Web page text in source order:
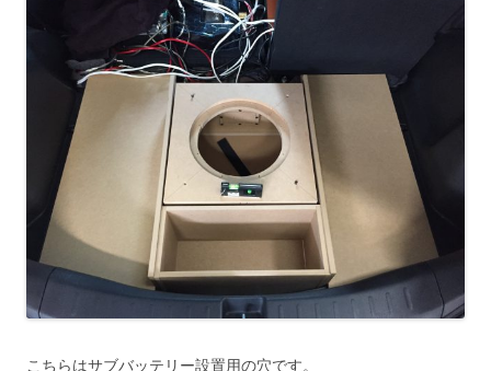
こちらはサブバッテリー設置用の穴です。